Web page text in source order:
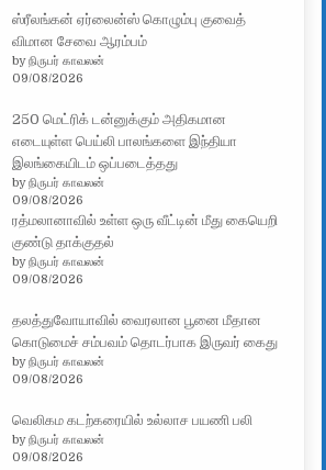
ஸ்ரீலங்கன் ஏர்லைன்ஸ் கொழும்பு குவைத்
விமான சேவை ஆரம்பம்
by நிருபர் காவலன்
09/08/2026
250 மெட்ரிக் டன்னுக்கும் அதிகமான
எடையுள்ள பெய்லி பாலங்களை இந்தியா
இலங்கையிடம் ஒப்படைத்தது
by நிருபர் காவலன்
09/08/2026
ரத்மலானாவில் உள்ள ஒரு வீட்டின் மீது கையெறி
குண்டு தாக்குதல்
by நிருபர் காவலன்
09/08/2026
தலத்துவோயாவில் வைரலான பூனை மீதான
கொடுமைச் சம்பவம் தொடர்பாக இருவர் கைது
by நிருபர் காவலன்
09/08/2026
வெலிகம கடற்கரையில் உல்லாச பயணி பலி
by நிருபர் காவலன்
09/08/2026